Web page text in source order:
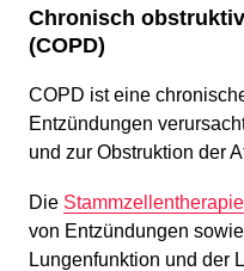
Chronisch
(COPD)
COPD ist eine
Entzündungen
und zur Obstruktion der
Die
von Entzündungen
Lungenfunktion und der